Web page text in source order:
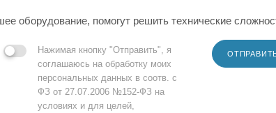
оборудование, помогут решить технические
Нажимая кнопку "Отправить", я
соглашаюсь на обработку моих
персональных данных в соотв. с
ФЗ от 27.07.2006 №152-ФЗ на
условиях и для целей,